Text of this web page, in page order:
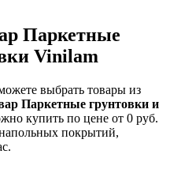
Паркетные
Vinilam
выбрать товары из
Паркетные грунтовки и
купить по цене от 0 руб.
покрытий,